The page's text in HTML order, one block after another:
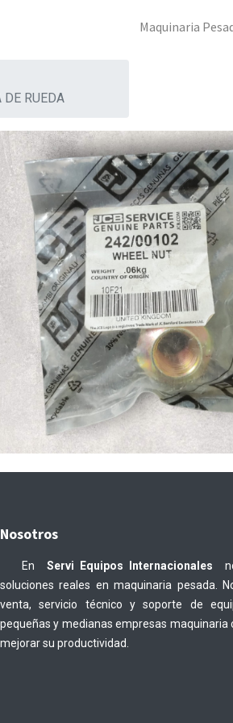
Maquinaria
RUEDA
Nosotros
En Servi Equipos Internacionales
soluciones reales en maquinaria pesada.
venta, servicio técnico y soporte de
pequeñas y medianas empresas maquinaria
mejorar su productividad.